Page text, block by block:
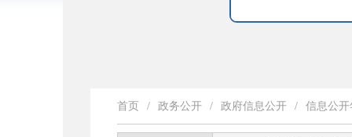
首页 / 政务公开 / 政府信息公开 / 信息公